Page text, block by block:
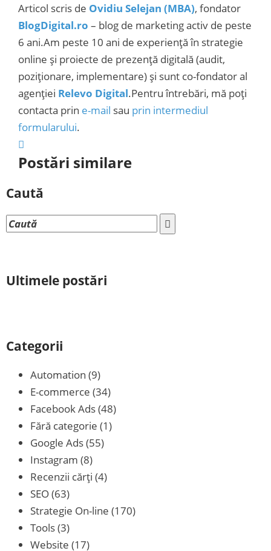
Articol scris de Ovidiu Selejan (MBA), fondator
BlogDigital.ro – blog de marketing activ de peste
6 ani.Am peste 10 ani de experiență în strategie
online și proiecte de prezență digitală (audit,
poziționare, implementare) și sunt co-fondator al
agenției Relevo Digital.Pentru întrebări, mă poți
contacta prin e-mail sau prin intermediul
formularului.
Postări similare
Caută
Ultimele postări
Categorii
Automation (9)
E-commerce (34)
Facebook Ads(48)
Fără categorie (1)
Google Ads(55)
Instagram (8)
Recenzii cărţi (4)
SEO(63)
Strategie On-line (170)
Tools(3)
Website (17)